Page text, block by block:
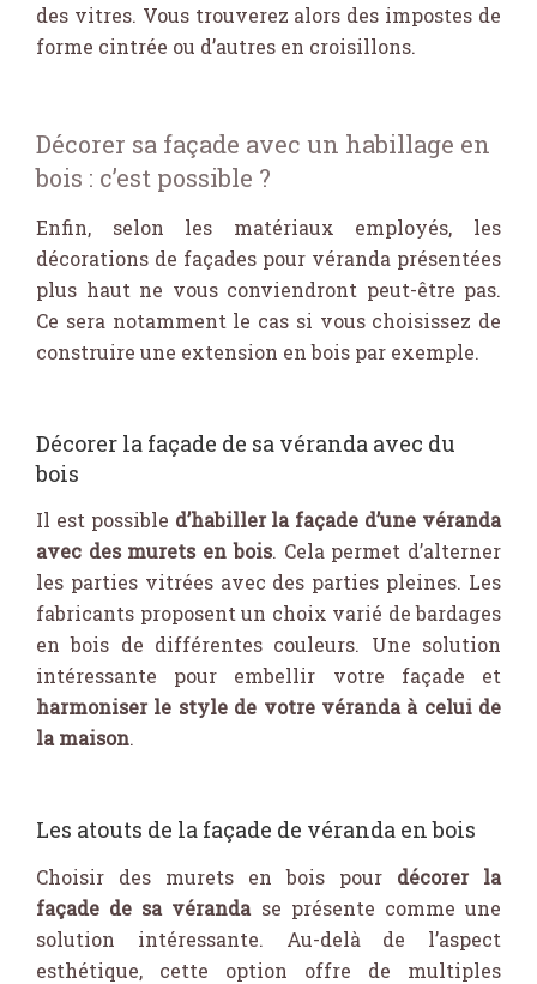
des vitres. Vous trouverez alors des impostes de
forme cintrée ou d’autres en croisillons.
Décorer sa façade avec un habillage en
bois : c’est possible ?
Enfin, selon les matériaux employés, les
décorations de façades pour véranda présentées
plus haut ne vous conviendront peut-être pas.
Ce sera notamment le cas si vous choisissez de
construire une extension en bois par exemple.
Décorer la façade de sa véranda avec du
bois
Il est possible d’habiller la façade d’une véranda
avec des murets en bois. Cela permet d’alterner
les parties vitrées avec des parties pleines. Les
fabricants proposent un choix varié de bardages
en bois de différentes couleurs. Une solution
intéressante pour embellir votre façade et
harmoniser le style de votre véranda à celui de
la maison.
Les atouts de la façade de véranda en bois
Choisir des murets en bois pour décorer la
façade de sa véranda se présente comme une
solution intéressante. Au-delà de l’aspect
esthétique, cette option offre de multiples